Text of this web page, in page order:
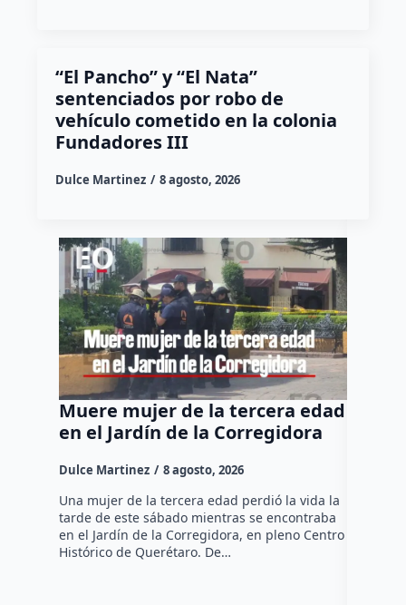
“El Pancho” y “El Nata”
sentenciados por robo de
vehículo cometido en la colonia
Fundadores III
Dulce Martinez 8 agosto, 2026
Muere mujer de la tercera edad
en el Jardín de la Corregidora
Dulce Martinez 8 agosto, 2026
Una mujer de la tercera edad perdió la vida la
tarde de este sábado mientras se encontraba
en el Jardín de la Corregidora, en pleno Centro
Histórico de Querétaro. De…